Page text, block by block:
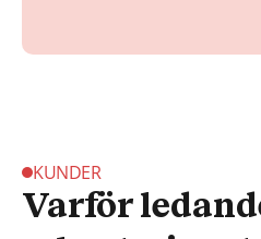
KUNDER
Varför